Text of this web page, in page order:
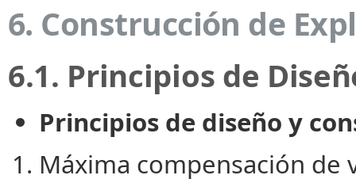
6. Construcción de
6.1. Principios de
Principios de diseño y
Máxima compensación de